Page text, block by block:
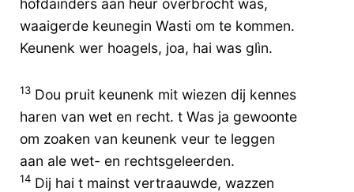
hofdainders aan heur overbrocht was,
waaigerde keunegin Wasti om te kommen.
Keunenk wer hoagels, joa, hai was glìn.
13 Dou pruit keunenk mit wiezen dij kennes
haren van wet en recht. t Was ja gewoonte
om zoaken van keunenk veur te leggen
aan ale wet- en rechtsgeleerden.
14 Dij hai t mainst vertraauwde, wazzen